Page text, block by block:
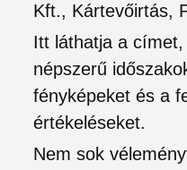
Kft., Kártevőirtás,
Itt láthatja a
népszerű
fényképeket és a
értékeléseket.
Nem sok